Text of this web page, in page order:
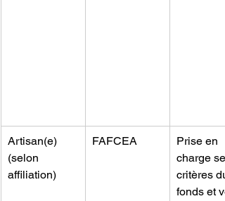
Artisan(e)
(selon
affiliation)
FAFCEA
Prise en
charge
critères du
fonds et